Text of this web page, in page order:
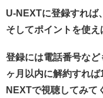
U-NEXTに登録すれば
そしてポイントを使え
登録には電話番号な
ヶ月以内に解約すれ
NEXTで視聴してみて